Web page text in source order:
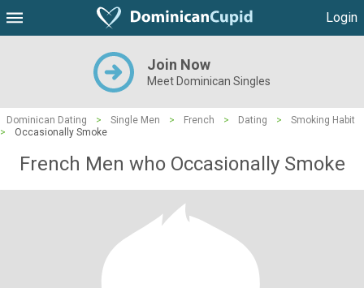
Login
Join Now
Meet Dominican Singles
Dominican Dating > Single Men > French > Dating >
Smoking Habit
>
Occasionally Smoke
French Men who Occasionally Smoke